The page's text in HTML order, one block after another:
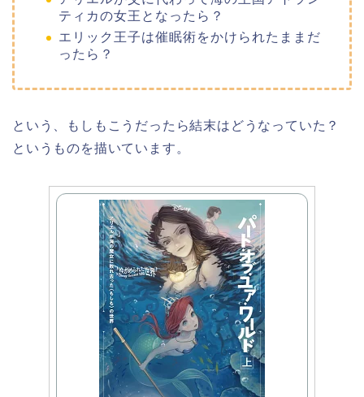
ティカの女王となったら？
エリック王子は催眠術をかけられたままだ
ったら？
という、もしもこうだったら結末はどうなっていた？
というものを描いています。